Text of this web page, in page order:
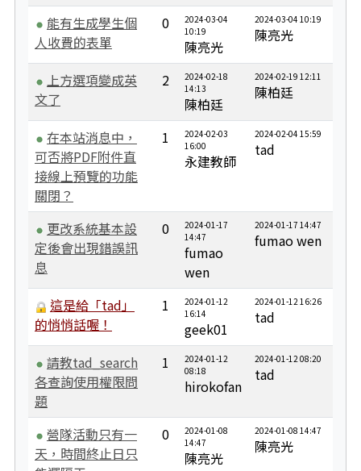
能有生成學生個
人收費的表單
0
2024-03-04
10:19
陳亮光
2024-03-04 10:19
陳亮光
上方選項變成英
文了
2
2024-02-18
14:13
陳柏廷
2024-02-19 12:11
陳柏廷
在本站消息中，
可否將PDF附件直
接線上預覽的功能
關閉？
1
2024-02-03
16:00
永建教師
2024-02-04 15:59
tad
更改系統基本設
定後會出現錯誤訊
息
0
2024-01-17
14:47
fumao
wen
2024-01-17 14:47
fumao wen
這是給「tad」
的悄悄話喔！
1
2024-01-12
16:14
geek01
2024-01-12 16:26
tad
請教tad_search
各查詢使用權限問
題
1
2024-01-12
08:18
hirokofan
2024-01-12 08:20
tad
營隊活動只有一
天，時間終止日只
0
2024-01-08
14:47
陳亮光
2024-01-08 14:47
陳亮光